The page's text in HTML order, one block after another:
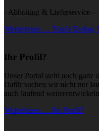
- Abholung & Lieferservice -
Weiterlesen … Toni's Essbar,
Ihr Profil?
Unser Portal steht noch ganz
Dafür suchen wir nicht nur
auch laufend
Weiterlesen … Ihr Profil?